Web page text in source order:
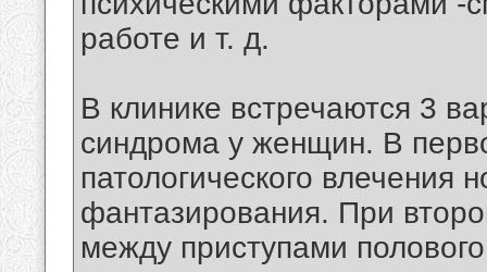
работе и т. д.
В клинике встречаются 3
синдрома у женщин. В
патологического влечения
фантазирования. При
между приступами